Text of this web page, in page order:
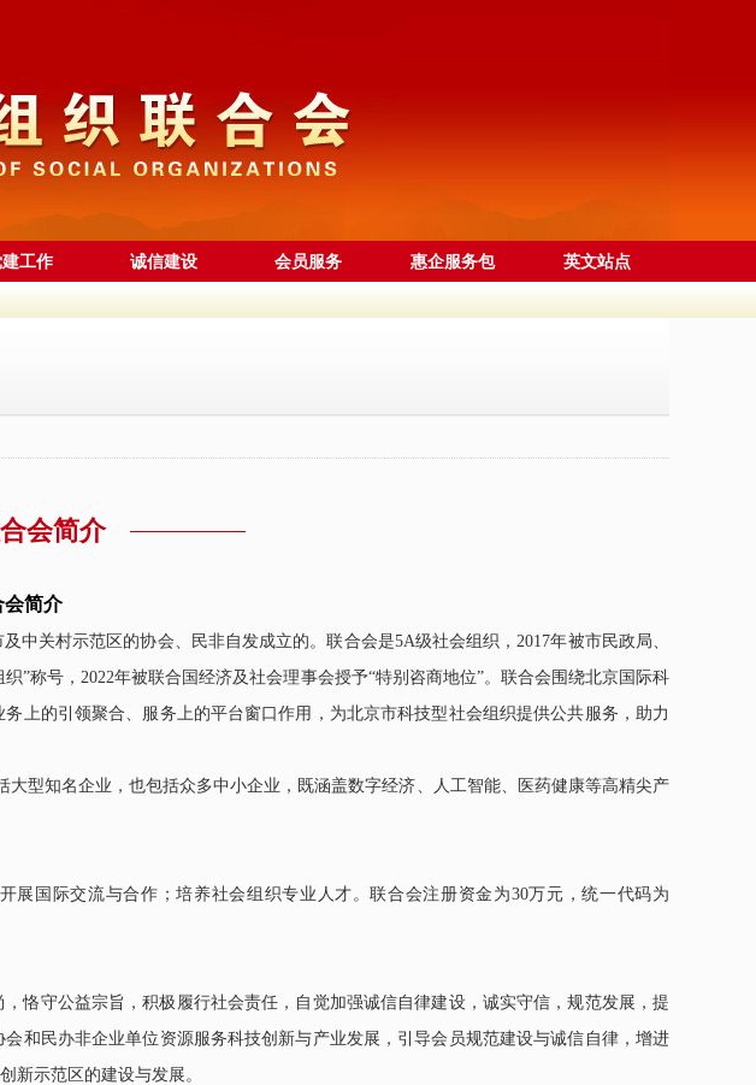
建工作 诚信建设 会员服务 惠企服务包
英文站点
会简介
会简介
中关村示范区的协会、民非自发成立的。联合会是5A级社会组织，2017年被市民政局、
织”称号，2022年被联合国经济及社会理事会授予“特别咨商地位”。联合会围绕北京国际科
上的引领聚合、服务上的平台窗口作用，为北京市科技型社会组织提供公共服务，助力
大型知名企业，也包括众多中小企业，既涵盖数字经济、人工智能、医药健康等高精尖产
国际交流与合作；培养社会组织专业人才。联合会注册资金为30万元，统一代码为
恪守公益宗旨，积极履行社会责任，自觉加强诚信自律建设，诚实守信，规范发展，提
和民办非企业单位资源服务科技创新与产业发展，引导会员规范建设与诚信自律，增进
新示范区的建设与发展。